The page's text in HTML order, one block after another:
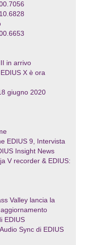
in arrivo
X è ora
giugno 2020
EDIUS 9, Intervista
Insight News
V recorder & EDIUS:
Valley lancia la
EDIUS
Sync di EDIUS